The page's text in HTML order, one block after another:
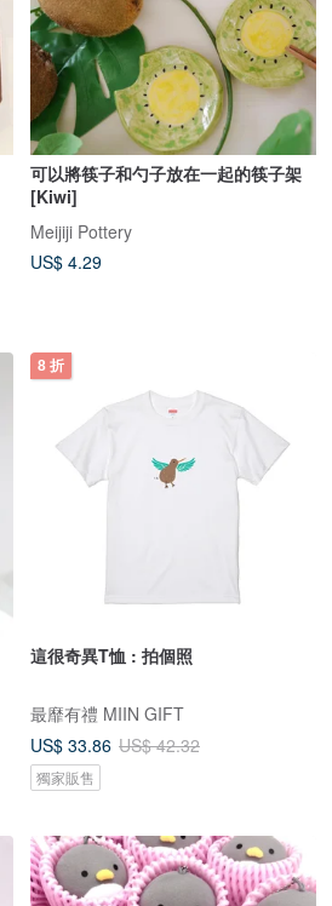
可以將筷子和勺子放在一起的筷子架
[Kiwi]
Meijiji Pottery
US$ 4.29
8 折
這很奇異T恤 : 拍個照
最靡有禮 MIIN GIFT
US$ 33.86 US$ 42.32
獨家販售